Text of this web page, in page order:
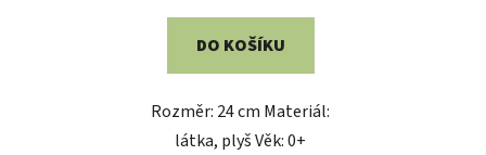
DO KOŠÍKU
Rozměr: 24 cm Materiál:
látka, plyš Věk: 0+